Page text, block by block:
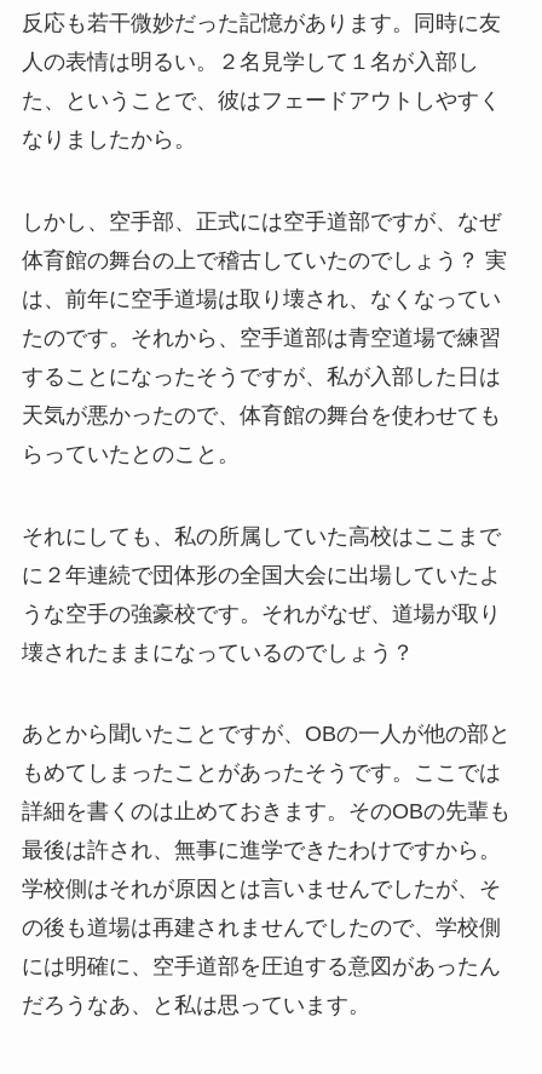
反応も若干微妙だった記憶があります。同時に友
人の表情は明るい。２名見学して１名が入部し
た、ということで、彼はフェードアウトしやすく
なりましたから。
しかし、空手部、正式には空手道部ですが、なぜ
体育館の舞台の上で稽古していたのでしょう？ 実
は、前年に空手道場は取り壊され、なくなってい
たのです。それから、空手道部は青空道場で練習
することになったそうですが、私が入部した日は
天気が悪かったので、体育館の舞台を使わせても
らっていたとのこと。
それにしても、私の所属していた高校はここまで
に２年連続で団体形の全国大会に出場していたよ
うな空手の強豪校です。それがなぜ、道場が取り
壊されたままになっているのでしょう？
あとから聞いたことですが、OBの一人が他の部と
もめてしまったことがあったそうです。ここでは
詳細を書くのは止めておきます。そのOBの先輩も
最後は許され、無事に進学できたわけですから。
学校側はそれが原因とは言いませんでしたが、そ
の後も道場は再建されませんでしたので、学校側
には明確に、空手道部を圧迫する意図があったん
だろうなあ、と私は思っています。